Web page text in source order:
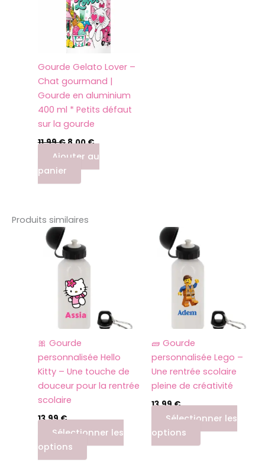
Gourde Gelato Lover –
Chat gourmand |
Gourde en aluminium
400 ml * Petits défaut
sur la gourde
11,99€8,00€
Ajouter au
panier
Produits similaires
🎀 Gourde
personnalisée Hello
Kitty – Une touche de
douceur pour la rentrée
scolaire
13,99€
Sélectionner les
options
🧱 Gourde
personnalisée Lego –
Une rentrée scolaire
pleine de créativité
13,99€
Sélectionner les
options